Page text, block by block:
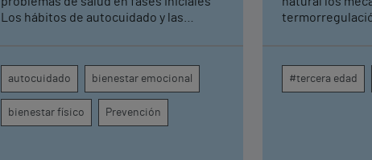
Los hábitos de autocuidado y las
calidad de vida
autocuidado bienestar emocional
bienestar físico Prevención
hospitales
advierten de
#tercera edad